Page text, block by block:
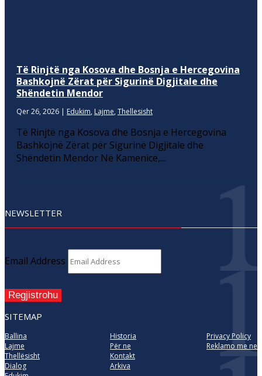
Të Rinjtë nga Kosova dhe Bosnja e Hercegovina
Bashkojnë Zërat për Sigurinë Digjitale dhe
Shëndetin Mendor
Qer 26, 2026 | Edukim, Lajme, Thellesisht
Të Rinjtë nga Kosova dhe Bosnja e Hercegovina
Bashkojnë Zërat për Sigurinë Digjitale dhe
Shëndetin Mendor Në Kamenicë,...
NEWSLETTER
Email Address
Regjistrohu
SITEMAP
Ballina
Lajme
Thellësisht
Dialog
Historia
Për ne
Kontakt
Arkiva
Privacy Policy
Reklamo me ne